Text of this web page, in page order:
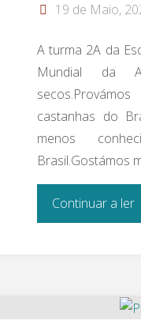
19 de Maio,
A turma 2A da
Mundial da
castanhas do
menos
Brasil.Gostámos
Continuar a ler